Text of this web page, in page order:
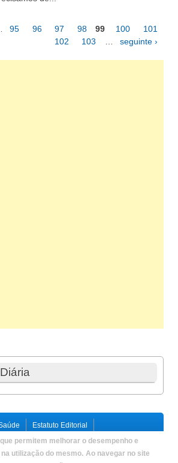
95 96 97 98 99 100
101
102
103 seguinte ›
Estatuto Editorial
/ Termos e Condições
Mapa do Site
permitem melhorar o desempenho e
utilização do mesmo. Ao navegar no site